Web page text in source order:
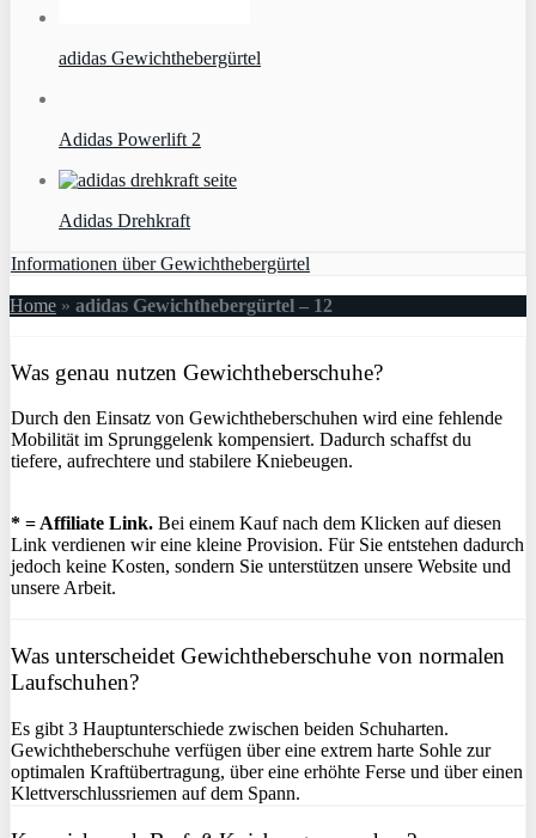
adidas Gewichthebergürtel
Adidas Powerlift 2
Adidas Drehkraft
Informationen über Gewichthebergürtel
Home » adidas Gewichthebergürtel – 12
Was genau nutzen Gewichtheberschuhe?
Durch den Einsatz von Gewichtheberschuhen wird eine fehlende
Mobilität im Sprunggelenk kompensiert. Dadurch schaffst du
tiefere, aufrechtere und stabilere Kniebeugen.
* = Affiliate Link. Bei einem Kauf nach dem Klicken auf diesen
Link verdienen wir eine kleine Provision. Für Sie entstehen dadurch
jedoch keine Kosten, sondern Sie unterstützen unsere Website und
unsere Arbeit.
Was unterscheidet Gewichtheberschuhe von normalen
Laufschuhen?
Es gibt 3 Hauptunterschiede zwischen beiden Schuharten.
Gewichtheberschuhe verfügen über eine extrem harte Sohle zur
optimalen Kraftübertragung, über eine erhöhte Ferse und über einen
Klettverschlussriemen auf dem Spann.